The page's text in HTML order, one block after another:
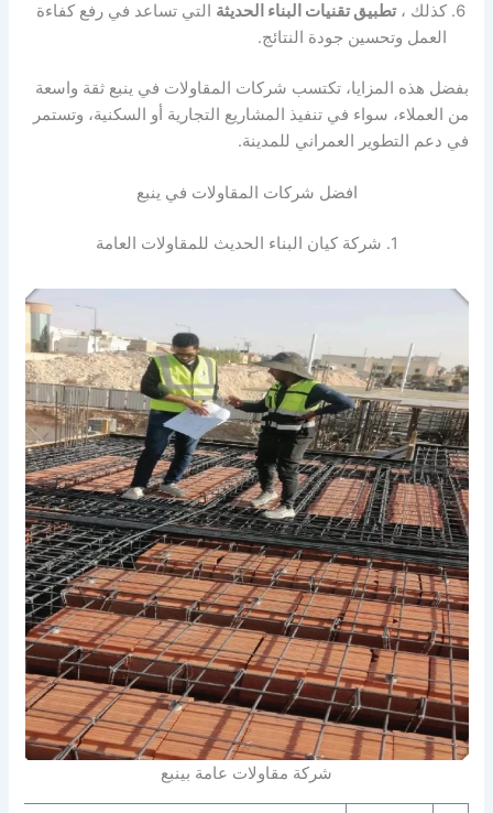
كذلك ،تطبيق تقنيات البناء الحديثة التي تساعد في رفع كفاءة
العمل وتحسين جودة النتائج.
بفضل هذه المزايا، تكتسب شركات المقاولات في ينبع ثقة واسعة
من العملاء، سواء في تنفيذ المشاريع التجارية أو السكنية، وتستمر
في دعم التطوير العمراني للمدينة.
افضل شركات المقاولات في ينبع
1. شركة كيان البناء الحديث للمقاولات العامة
شركة مقاولات عامة بينبع